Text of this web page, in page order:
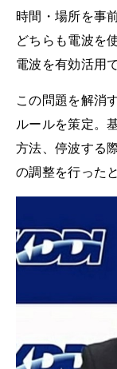
時間・場所を事
どちらも電波を
電波を有効活用
この問題を解消
ルールを策定。
方法、停波する
の調整を行った